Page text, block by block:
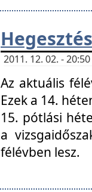
2011. 12. 02. -
Az aktuális
Ezek a 14.
15. pótlási
a
félévben lesz.